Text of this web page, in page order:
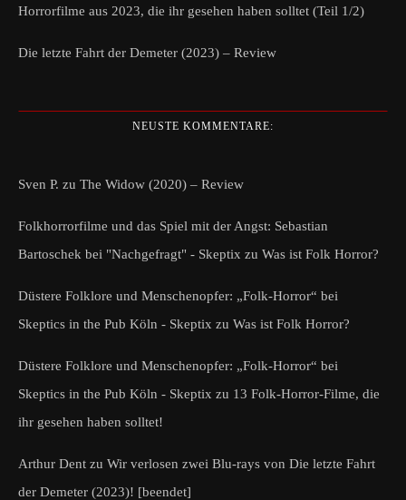
Horrorfilme aus 2023, die ihr gesehen haben solltet (Teil 1/2)
Die letzte Fahrt der Demeter (2023) – Review
NEUSTE KOMMENTARE:
Sven P. zu The Widow (2020) – Review
Folkhorrorfilme und das Spiel mit der Angst: Sebastian
Bartoschek bei "Nachgefragt" - Skeptix zu Was ist Folk Horror?
Düstere Folklore und Menschenopfer: „Folk-Horror“ bei
Skeptics in the Pub Köln - Skeptix zu Was ist Folk Horror?
Düstere Folklore und Menschenopfer: „Folk-Horror“ bei
Skeptics in the Pub Köln - Skeptix zu 13 Folk-Horror-Filme, die
ihr gesehen haben solltet!
Arthur Dent zu Wir verlosen zwei Blu-rays von Die letzte Fahrt
der Demeter (2023)! [beendet]